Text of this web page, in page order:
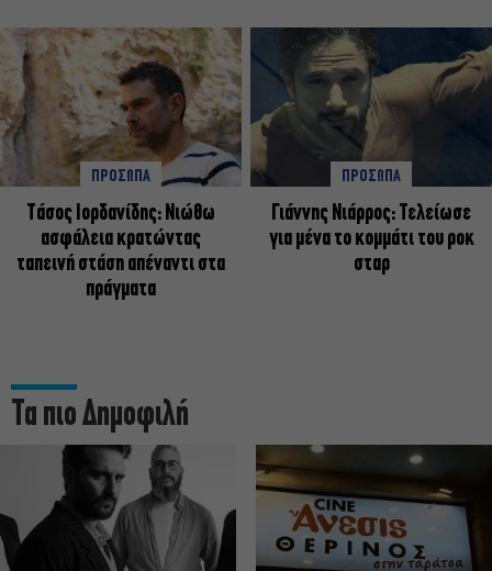
ΠΡΟΣΩΠΑ
Tάσος Ιορδανίδης: Νιώθω
ασφάλεια κρατώντας
ταπεινή στάση απέναντι στα
πράγματα
ΠΡΟΣΩΠΑ
Γιάννης Νιάρρος: Τελείωσε
για μένα το κομμάτι του ροκ
σταρ
Τα πιο Δημοφιλή